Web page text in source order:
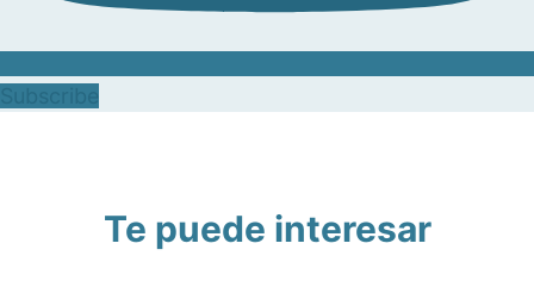
Te puede interesar